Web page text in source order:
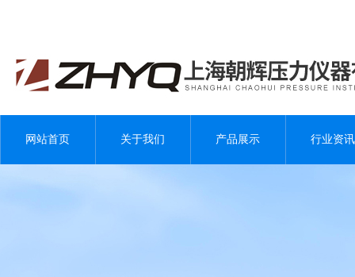
网站首页 关于我们 产品展示 行业资讯